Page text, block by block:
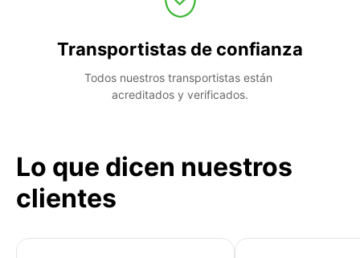
Transportistas de confianza
Todos nuestros transportistas están
acreditados y verificados.
Lo que dicen nuestros
clientes